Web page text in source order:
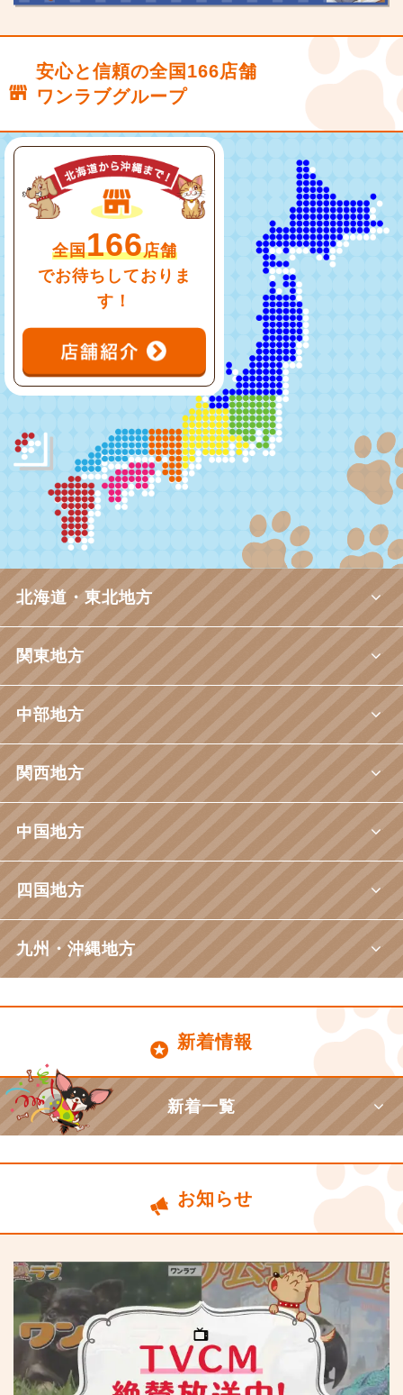
安心と信頼の全国166店舗
ワンラブグループ
全国166店舗
でお待ちしておりま
す！
北海道・東北地方
関東地方
中部地方
関西地方
中国地方
四国地方
九州・沖縄地方
新着情報
新着一覧
お知らせ